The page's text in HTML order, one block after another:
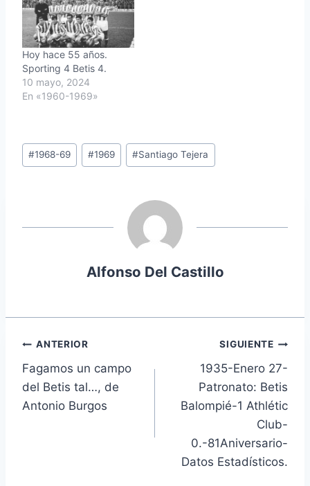
Hoy hace 55 años.
Sporting 4 Betis 4.
10 mayo, 2024
En «1960-1969»
Etiquetas
de
#1968-69 #1969 #Santiago Tejera
Alfonso Del Castillo
Navegación
de
entradas
ANTERIOR
Fagamos un campo
del Betis tal…, de
Antonio Burgos
SIGUIENTE
1935-Enero 27-
Patronato: Betis
Balompié-1 Athlétic
Club-
0.-81Aniversario-
Datos Estadísticos.